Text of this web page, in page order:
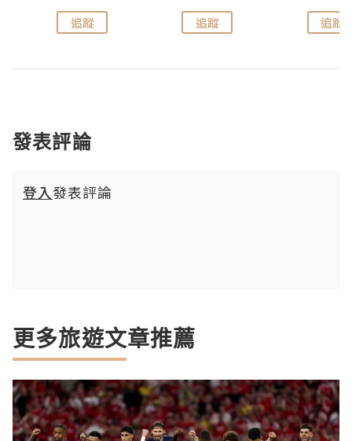
追蹤 追蹤 追蹤
發表評論
登入發表評論
更多旅遊文章推薦